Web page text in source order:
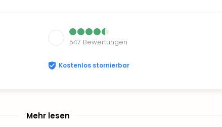
547 Bewertungen
Kostenlos stornierbar
Mehr lesen